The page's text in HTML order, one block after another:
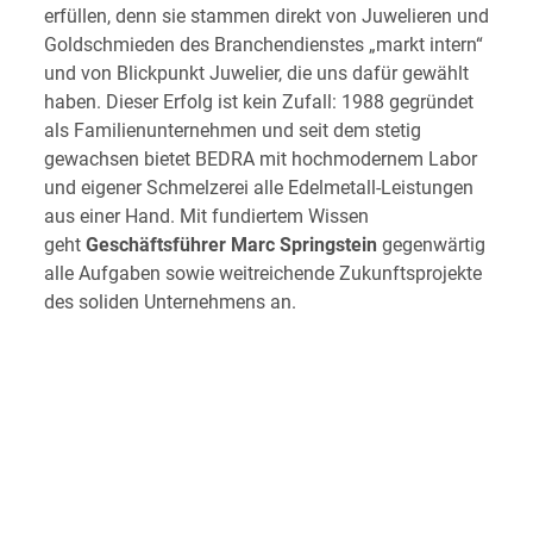
erfüllen, denn sie stammen direkt von Juwelieren und
Goldschmieden des Branchendienstes „markt intern“
und von Blickpunkt Juwelier, die uns dafür gewählt
haben. Dieser Erfolg ist kein Zufall: 1988 gegründet
als Familienunternehmen und seit dem stetig
gewachsen bietet BEDRA mit hochmodernem Labor
und eigener Schmelzerei alle Edelmetall-Leistungen
aus einer Hand. Mit fundiertem Wissen
geht Geschäftsführer Marc Springstein gegenwärtig
alle Aufgaben sowie weitreichende Zukunftsprojekte
des soliden Unternehmens an.